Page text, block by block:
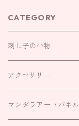
CATEGORY
刺し子の小物
お守り袋
お財布袋
アクセサリー
耳飾り
マンダラアートパネル